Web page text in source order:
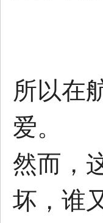
所以在
爱。
然而，
坏，谁